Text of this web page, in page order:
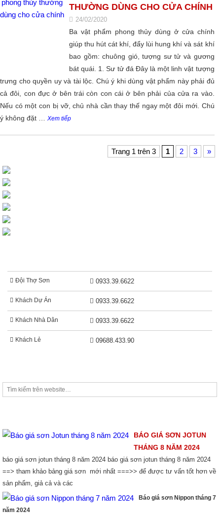
THƯỜNG DÙNG CHO CỬA CHÍNH
24/02/2020
Ba vật phẩm phong thủy dùng ở cửa chính
giúp thu hút cát khí, đẩy lùi hung khí và sát khí
bao gồm: chuông gió, tượng sư tử và gương
bát quái. 1. Sư tử đá Đây là một linh vật tượng
trưng cho quyền uy và tài lộc. Chú ý khi dùng vật phẩm này phải đủ
cả đôi, con đực ở bên trái còn con cái ở bên phải của cửa ra vào.
Nếu có một con bị vỡ, chủ nhà cần thay thế ngay một đôi mới. Chú
ý không đặt … Xem tiếp
Trang 1 trên 3 1 2 3 »
Đội Thợ Sơn 0933.39.6622
Khách Dự Án 0933.39.6622
Khách Nhà Dân 0933.39.6622
Khách Lẻ 09688.433.90
BÁO GIÁ SƠN JOTUN
THÁNG 8 NĂM 2024
báo giá sơn jotun tháng 8 năm 2024 báo giá sơn jotun tháng 8 năm 2024
==> tham khảo bảng giá sơn mới nhất ===>> để được tư vấn tốt hơn về
sản phẩm, giả cả và các
Báo giá sơn Nippon tháng 7
năm 2024